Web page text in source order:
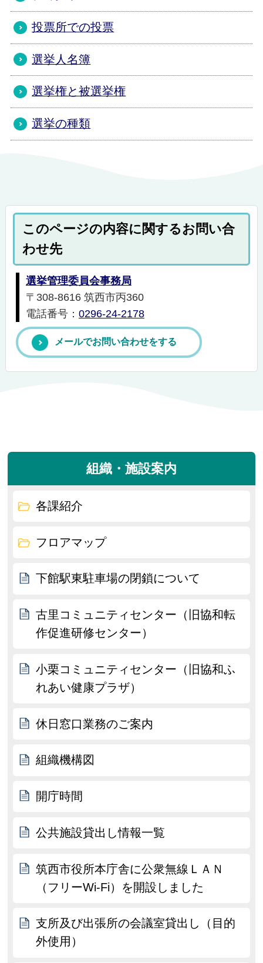
投票所での投票
選挙人名簿
選挙権と被選挙権
選挙の種類
このページの内容に関するお問い合
わせ先
選挙管理委員会事務局
〒308-8616 筑西市丙360
電話番号： 0296-24-2178
メールでお問い合わせをする
組織・施設案内
各課紹介
フロアマップ
下館駅東駐車場の閉鎖について
古里コミュニティセンター（旧協和転
作促進研修センター）
小栗コミュニティセンター（旧協和ふ
れあい健康プラザ）
休日窓口業務のご案内
組織機構図
開庁時間
公共施設貸出し情報一覧
筑西市役所本庁舎に公衆無線ＬＡＮ
（フリーWi-Fi）を開設しました
支所及び出張所の会議室貸出し（目的
外使用）